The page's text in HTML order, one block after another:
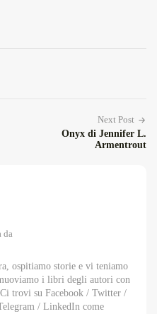
Next Post
Onyx di Jennifer L.
Armentrout
da
ospitiamo storie e vi teniamo
i libri degli autori con
trovi su Facebook / Twitter /
/ LinkedIn come